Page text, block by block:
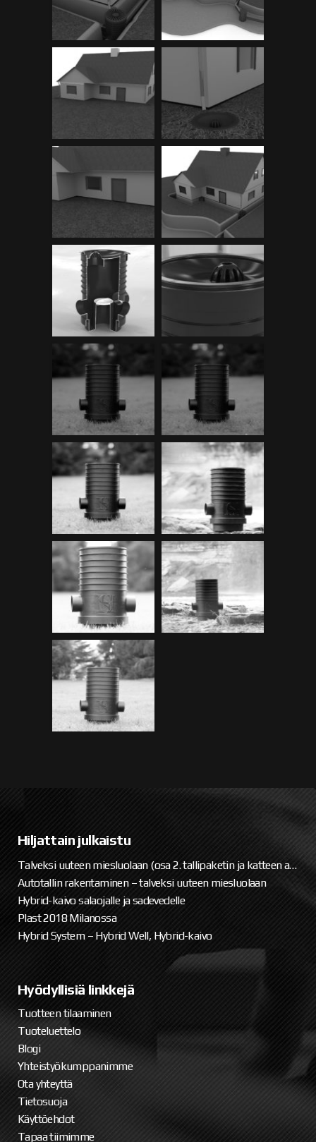
Hiljattain julkaistu
Talveksi uuteen miesluolaan (osa 2. tallipaketin ja katteen asennus)
Autotallin rakentaminen – talveksi uuteen miesluolaan
Hybrid-kaivo salaojalle ja sadevedelle
Plast 2018 Milanossa
Hybrid System – Hybrid Well, Hybrid-kaivo
Hyödyllisiä linkkejä
Tuotteen tilaaminen
Tuoteluettelo
Blogi
Yhteistyökumppanimme
Ota yhteyttä
Tietosuoja
Käyttöehdot
Tapaa tiimimme